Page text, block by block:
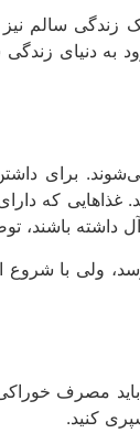
سالم نیز
به دنیای
برای داشتن
غذاهایی که
داشته باشند،
مصرف
کنید.